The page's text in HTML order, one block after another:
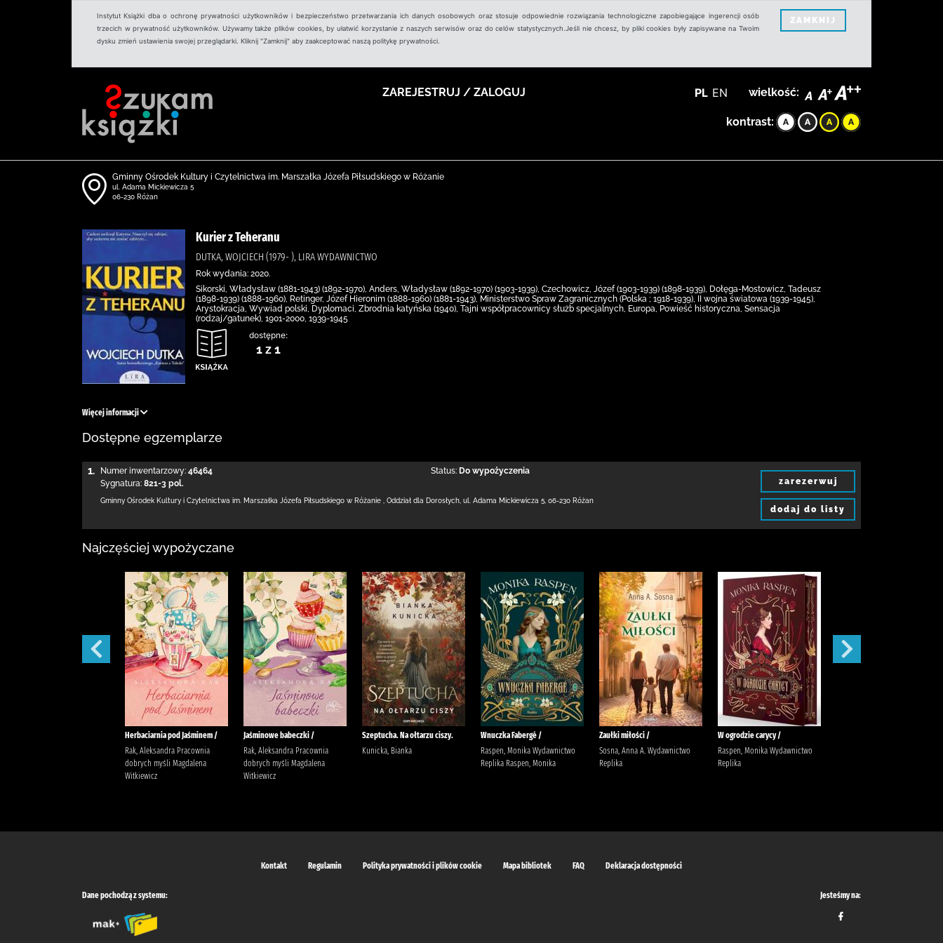
Instytut Książki dba o ochronę prywatności użytkowników i bezpieczeństwo przetwarzania ich danych osobowych oraz stosuje odpowiednie rozwiązania technologiczne zapobiegające ingerencji osób
trzecich w prywatność użytkowników. Używamy także plików cookies, by ułatwić korzystanie z naszych serwisów oraz do celów statystycznych.Jeśli nie chcesz, by pliki cookies były zapisywane na Twoim
dysku zmień ustawienia swojej przeglądarki. Kliknij "Zamknij" aby zaakceptować naszą politykę prywatności.
ZAMKNIJ
ZAREJESTRUJ / ZALOGUJ PL EN wielkość:
kontrast:
Gminny Ośrodek Kultury i Czytelnictwa im. Marszałka Józefa Piłsudskiego w Różanie
ul. Adama Mickiewicza 5
06-230 Różan
Kurier z Teheranu
DUTKA, WOJCIECH (1979- ), LIRA WYDAWNICTWO
Rok wydania: 2020.
Sikorski, Władysław (1881-1943) (1892-1970), Anders, Władysław (1892-1970) (1903-1939), Czechowicz, Józef (1903-1939) (1898-1939), Dołęga-Mostowicz, Tadeusz
(1898-1939) (1888-1960), Retinger, Józef Hieronim (1888-1960) (1881-1943), Ministerstwo Spraw Zagranicznych (Polska ; 1918-1939), II wojna światowa (1939-1945),
Arystokracja, Wywiad polski, Dyplomaci, Zbrodnia katyńska (1940), Tajni współpracownicy służb specjalnych, Europa, Powieść historyczna, Sensacja
(rodzaj/gatunek), 1901-2000, 1939-1945
dostępne:
1 z 1
Więcej informacji
Dostępne egzemplarze
1. Numer inwentarzowy: 46464
Sygnatura: 821-3 pol.
Status: Do wypożyczenia
Gminny Ośrodek Kultury i Czytelnictwa im. Marszałka Józefa Piłsudskiego w Różanie Oddział dla Dorosłych, ul. Adama Mickiewicza 5 06-230 Różan
zarezerwuj
dodaj do listy
Najczęściej wypożyczane
Herbaciarnia pod Jaśminem /
Rak, Aleksandra Pracownia
dobrych myśli Magdalena
Witkiewicz
Jaśminowe babeczki /
Rak, Aleksandra Pracownia
dobrych myśli Magdalena
Witkiewicz
Szeptucha. Na ołtarzu ciszy.
Kunicka, Bianka
Wnuczka Fabergé /
Raspen, Monika Wydawnictwo
Replika Raspen, Monika
Zaułki miłości /
Sosna, Anna A. Wydawnictwo
Replika
W ogrodzie carycy /
Raspen, Monika Wydawnictwo
Replika
Kontakt Regulamin Polityka prywatności i plików cookie Mapa bibliotek FAQ Deklaracja dostępności
Dane pochodzą z systemu: Jesteśmy na: